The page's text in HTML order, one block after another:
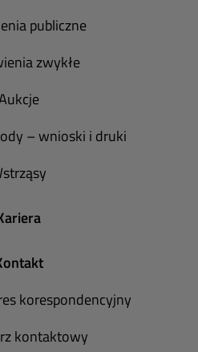
publiczne
zwykłe
– wnioski i druki
korespondencyjny
kontaktowy